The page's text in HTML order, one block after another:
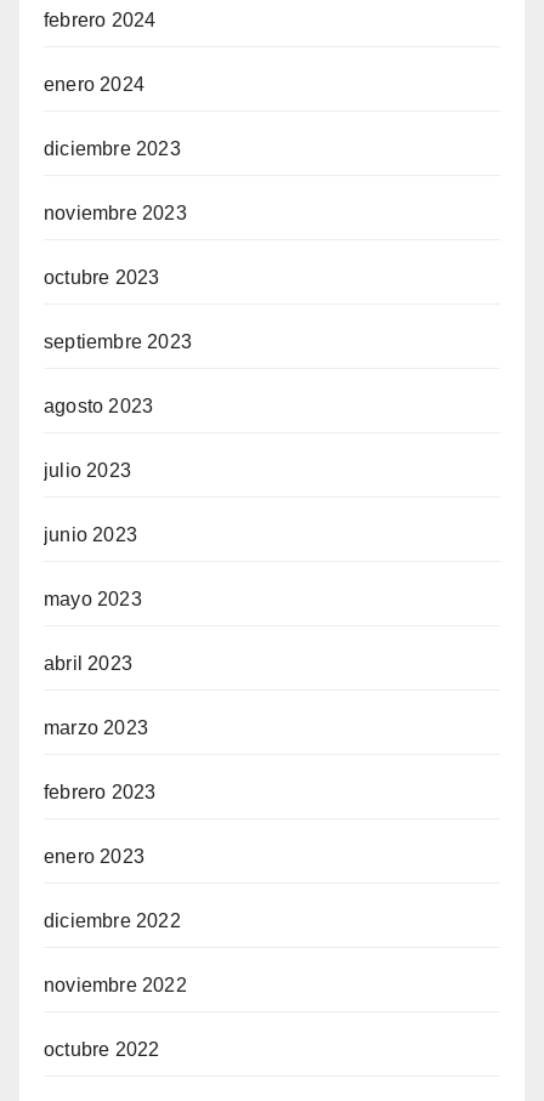
febrero 2024
enero 2024
diciembre 2023
noviembre 2023
octubre 2023
septiembre 2023
agosto 2023
julio 2023
junio 2023
mayo 2023
abril 2023
marzo 2023
febrero 2023
enero 2023
diciembre 2022
noviembre 2022
octubre 2022